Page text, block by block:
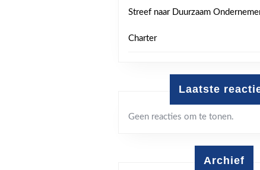
Streef naar Duurzaam
Charter
Laatste
Geen reacties om te tonen.
Archief